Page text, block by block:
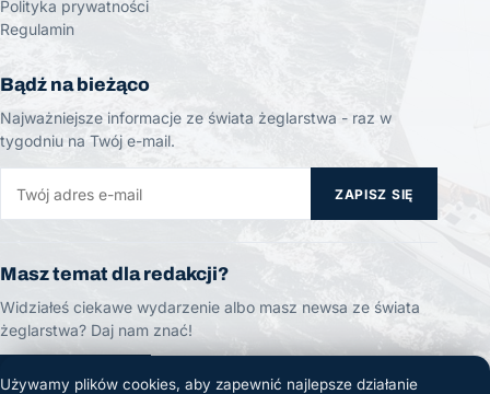
Polityka prywatności
Regulamin
Bądź na bieżąco
Najważniejsze informacje ze świata żeglarstwa - raz w
tygodniu na Twój e-mail.
ZAPISZ SIĘ
Masz temat dla redakcji?
Widziałeś ciekawe wydarzenie albo masz newsa ze świata
żeglarstwa? Daj nam znać!
ZGŁOŚ TEMAT
Używamy plików cookies, aby zapewnić najlepsze działanie